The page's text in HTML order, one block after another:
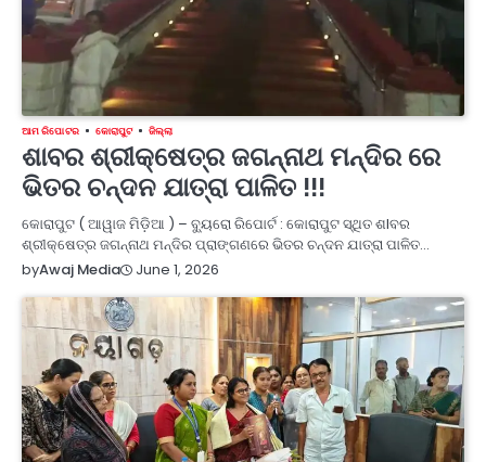
ଆମ ରିପୋଟର କୋରାପୁଟ ଜିଲ୍ଲା
ଶାବର ଶ୍ରୀକ୍ଷେତ୍ର ଜଗନ୍ନାଥ ମନ୍ଦିର ରେ
ଭିତର ଚନ୍ଦନ ଯାତ୍ରା ପାଳିତ !!!
କୋରାପୁଟ ( ଆୱାଜ ମିଡ଼ିଆ ) – ବ୍ୟୁରୋ ରିପୋର୍ଟ : କୋରାପୁଟ ସ୍ଥିତ ଶlବର
ଶ୍ରୀକ୍ଷେତ୍ର ଜଗନ୍ନାଥ ମନ୍ଦିର ପ୍ରାଙ୍ଗଣରେ ଭିତର ଚନ୍ଦନ ଯାତ୍ରା ପାଳିତ…
byAwaj Media June 1, 2026